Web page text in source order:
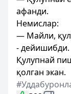
афанди.
Немислар:
— Майли,
- дейишибди.
Қулупнай
қолган экан.